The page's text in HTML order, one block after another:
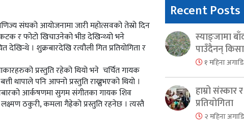
संघको आयोजनामा जारी महोत्सवको तेस्रो दिन
र फोटो खिचाउनेको भीड देखिन्थ्यो भने
। शुक्रबारदेखि रत्यौली गित प्रतियोगिता र
प्रस्तुति रहेको थियो भने चर्चित गायक
थापाले पनि आफ्नो प्रस्तुति राख्नुभएको थियो ।
आर्कषणमा सुगम संगीतका गायक शिव
ठकुरी, कमला गैह्रेको प्रस्तुति रहनेछ । त्यस्तै
Recent Posts
स्याङ्जामा
पाउँदैनन्
१ महिना अगाडि
हाम्रो
प्रतियोगिता
२ महिना अगाडि